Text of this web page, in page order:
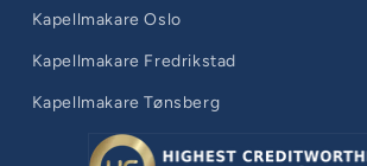
Kapellmakare Oslo
Kapellmakare Fredrikstad
Kapellmakare Tønsberg